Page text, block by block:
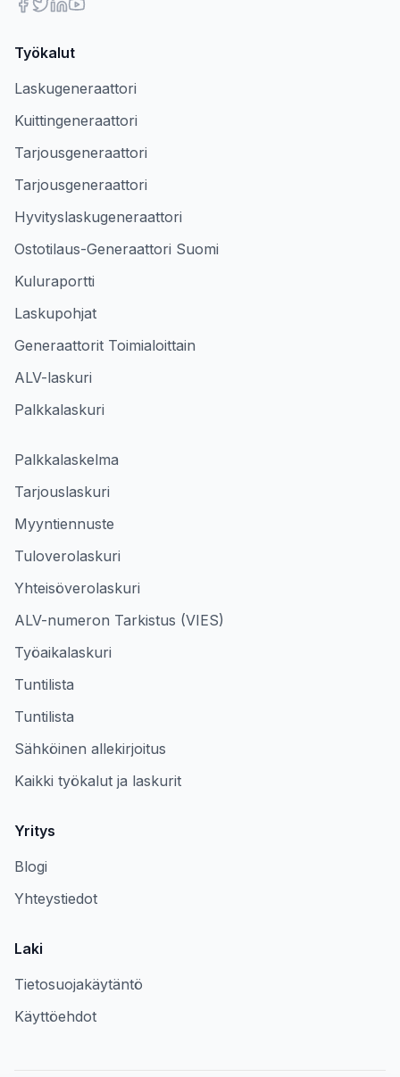
Työkalut
Laskugeneraattori
Kuittingeneraattori
Tarjousgeneraattori
Tarjousgeneraattori
Hyvityslaskugeneraattori
Ostotilaus-Generaattori Suomi
Kuluraportti
Laskupohjat
Generaattorit Toimialoittain
ALV-laskuri
Palkkalaskuri
Palkkalaskelma
Tarjouslaskuri
Myyntiennuste
Tuloverolaskuri
Yhteisöverolaskuri
ALV-numeron Tarkistus (VIES)
Työaikalaskuri
Tuntilista
Tuntilista
Sähköinen allekirjoitus
Kaikki työkalut ja laskurit
Yritys
Blogi
Yhteystiedot
Laki
Tietosuojakäytäntö
Käyttöehdot